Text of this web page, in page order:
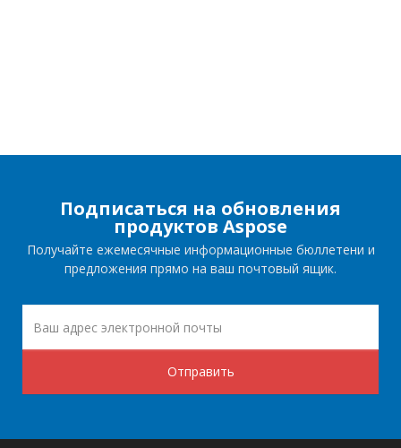
Подписаться на обновления
продуктов Aspose
Получайте ежемесячные информационные бюллетени и
предложения прямо на ваш почтовый ящик.
Отправить